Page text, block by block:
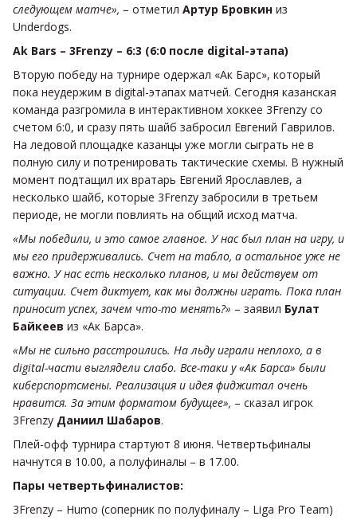
следующем матче», – отметил Артур Бровкин из
Underdogs.
Ak Bars – 3Frenzy – 6:3 (6:0 после digital-этапа)
Вторую победу на турнире одержал «Ак Барс», который
пока неудержим в digital-этапах матчей. Сегодня казанская
команда разгромила в интерактивном хоккее 3Frenzy со
счетом 6:0, и сразу пять шайб забросил Евгений Гаврилов.
На ледовой площадке казанцы уже могли сыграть не в
полную силу и потренировать тактические схемы. В нужный
момент подтащил их вратарь Евгений Ярославлев, а
несколько шайб, которые 3Frenzy забросили в третьем
периоде, не могли повлиять на общий исход матча.
«Мы победили, и это самое главное. У нас был план на игру, и
мы его придерживались. Счет на табло, а остальное уже не
важно. У нас есть несколько планов, и мы действуем от
ситуации. Счет диктует, как мы должны играть. Пока план
приносит успех, зачем что-то менять?» – заявил Булат
Байкеев из «Ак Барса».
«Мы не сильно расстроились. На льду играли неплохо, а в
digital-части выглядели слабо. Все-таки у «Ак Барса» были
киберспортсмены. Реализация и идея фиджитал очень
нравится. За этим форматом будущее», – сказал игрок
3Frenzy Даниил Шабаров.
Плей-офф турнира стартуют 8 июня. Четвертьфиналы
начнутся в 10.00, а полуфиналы – в 17.00.
Пары четвертьфиналистов:
3Frenzy – Humo (соперник по полуфиналу – Liga Pro Team)